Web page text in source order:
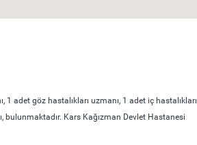
adet göz hastalıkları uzmanı, 1 adet iç hastalıkları
Kars Kağızman Devlet Hastanesi